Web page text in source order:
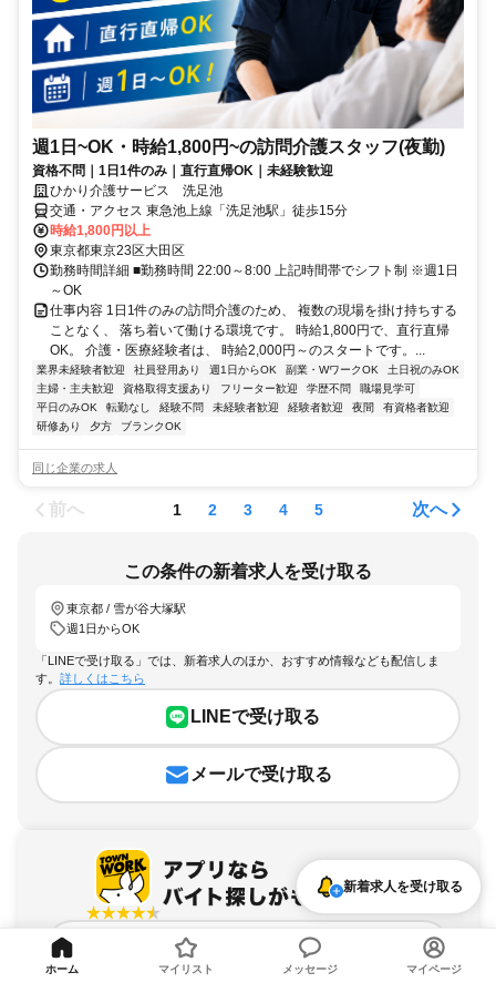
週1日~OK・時給1,800円~の訪問介護スタッフ(夜勤)
資格不問｜1日1件のみ｜直行直帰OK｜未経験歓迎
ひかり介護サービス 洗足池
交通・アクセス 東急池上線「洗足池駅」徒歩15分
時給1,800円以上
東京都東京23区大田区
勤務時間詳細 ■勤務時間 22:00～8:00 上記時間帯でシフト制 ※週1日
～OK
仕事内容 1日1件のみの訪問介護のため、 複数の現場を掛け持ちする
ことなく、 落ち着いて働ける環境です。 時給1,800円で、直行直帰
OK。 介護・医療経験者は、 時給2,000円～のスタートです。...
業界未経験者歓迎 社員登用あり 週1日からOK 副業・WワークOK
土日祝のみOK
主婦・主夫歓迎
資格取得支援あり フリーター歓迎 学歴不問
職場見学可
平日のみOK
転勤なし 経験不問 未経験者歓迎 経験者歓迎 夜間
有資格者歓迎
研修あり
夕方 ブランクOK
同じ企業の求人
前へ 1 2 3 4 5 次へ
この条件の新着求人を受け取る
東京都 / 雪が谷大塚駅
週1日からOK
「LINEで受け取る」では、新着求人のほか、おすすめ情報なども配信しま
す。 詳しくはこちら
LINEで受け取る
メールで受け取る
アプリを無料ダウンロード
新着求人を受け取る
ホーム マイリスト メッセージ マイページ